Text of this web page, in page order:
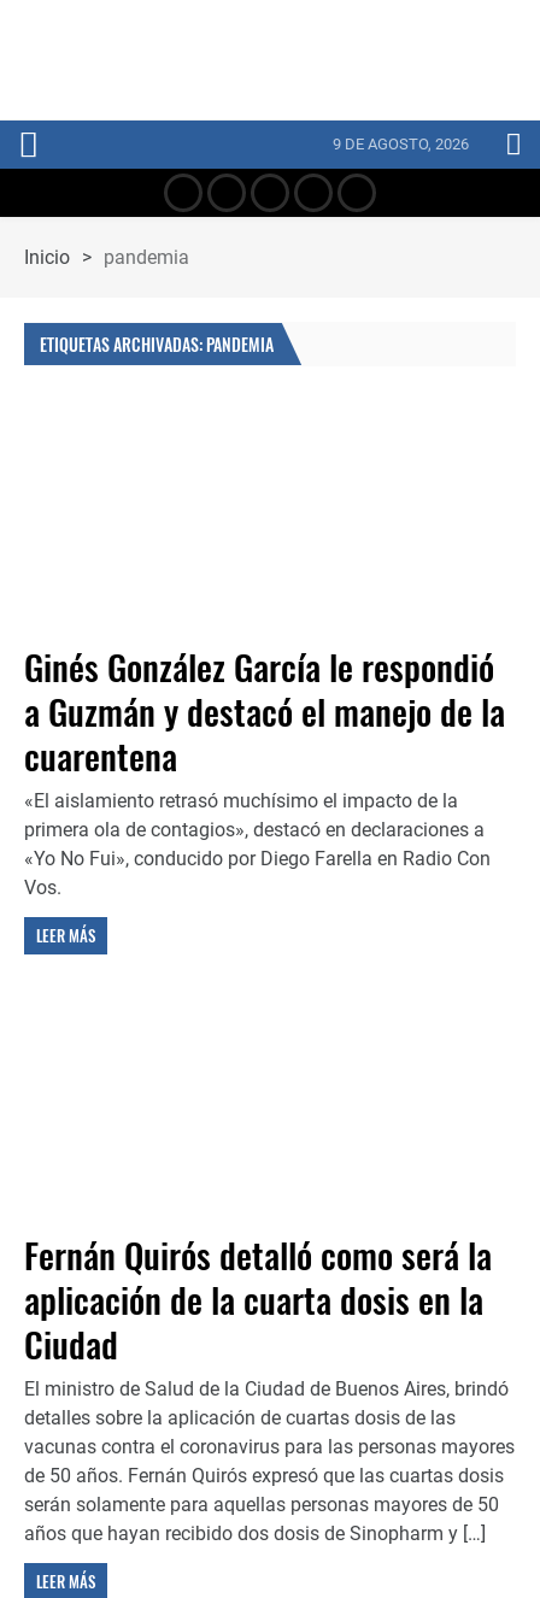
9 DE AGOSTO, 2026
Inicio > pandemia
ETIQUETAS ARCHIVADAS: PANDEMIA
Ginés González García le respondió
a Guzmán y destacó el manejo de la
cuarentena
«El aislamiento retrasó muchísimo el impacto de la
primera ola de contagios», destacó en declaraciones a
«Yo No Fui», conducido por Diego Farella en Radio Con
Vos.
LEER MÁS
Fernán Quirós detalló como será la
aplicación de la cuarta dosis en la
Ciudad
El ministro de Salud de la Ciudad de Buenos Aires, brindó
detalles sobre la aplicación de cuartas dosis de las
vacunas contra el coronavirus para las personas mayores
de 50 años. Fernán Quirós expresó que las cuartas dosis
serán solamente para aquellas personas mayores de 50
años que hayan recibido dos dosis de Sinopharm y […]
LEER MÁS